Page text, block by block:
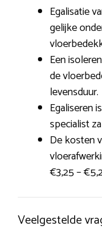
Egalisatie
gelijke
Een
de
levensduur.
Egaliseren
specialist
De kosten
€3,25 –
Veelgestelde